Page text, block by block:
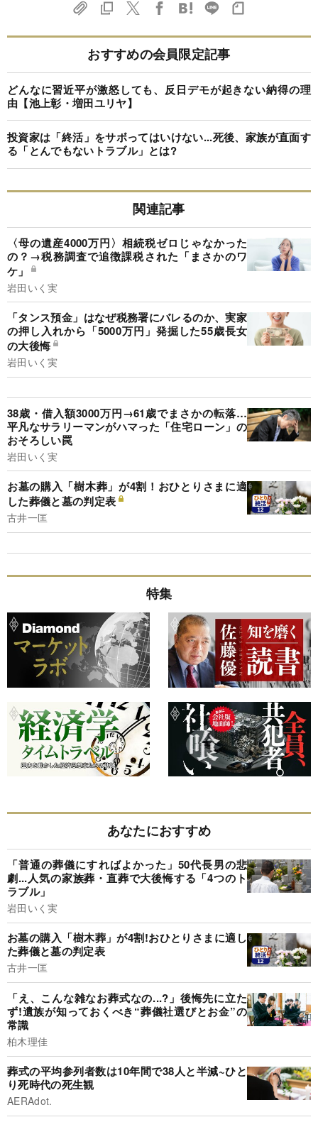
おすすめの会員限定記事
どんなに習近平が激怒しても、反日デモが起きない納得の理
由【池上彰・増田ユリヤ】
投資家は「終活」をサボってはいけない...死後、家族が直面す
る「とんでもないトラブル」とは?
関連記事
〈母の遺産4000万円〉相続税ゼロじゃなかった
の？→税務調査で追徴課税された「まさかのワ
ケ」
岩田いく実
「タンス預金」はなぜ税務署にバレるのか、実家
の押し入れから「5000万円」発掘した55歳長女
の大後悔
岩田いく実
38歳・借入額3000万円→61歳でまさかの転落…
平凡なサラリーマンがハマった「住宅ローン」の
おそろしい罠
岩田いく実
お墓の購入「樹木葬」が4割！おひとりさまに適
した葬儀と墓の判定表
古井一匡
特集
あなたにおすすめ
「普通の葬儀にすればよかった」50代長男の悲
劇...人気の家族葬・直葬で大後悔する「4つのト
ラブル」
岩田いく実
お墓の購入「樹木葬」が4割!おひとりさまに適し
た葬儀と墓の判定表
古井一匡
「え、こんな雑なお葬式なの...?」後悔先に立た
ず!遺族が知っておくべき“葬儀社選びとお金”の
常識
柏木理佳
葬式の平均参列者数は10年間で38人と半減~ひと
り死時代の死生観
AERAdot.